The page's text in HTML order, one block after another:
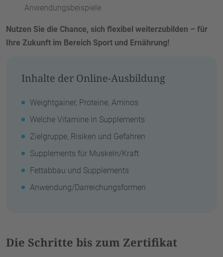
Anwendungsbeispiele
Nutzen Sie die Chance, sich flexibel weiterzubilden – für
Ihre Zukunft im Bereich Sport und Ernährung!
Inhalte der Online-Ausbildung
Weightgainer, Proteine, Aminos
Welche Vitamine in Supplements
Zielgruppe, Risiken und Gefahren
Supplements für Muskeln/Kraft
Fettabbau und Supplements
Anwendung/Darreichungsformen
Die Schritte bis zum Zertifikat